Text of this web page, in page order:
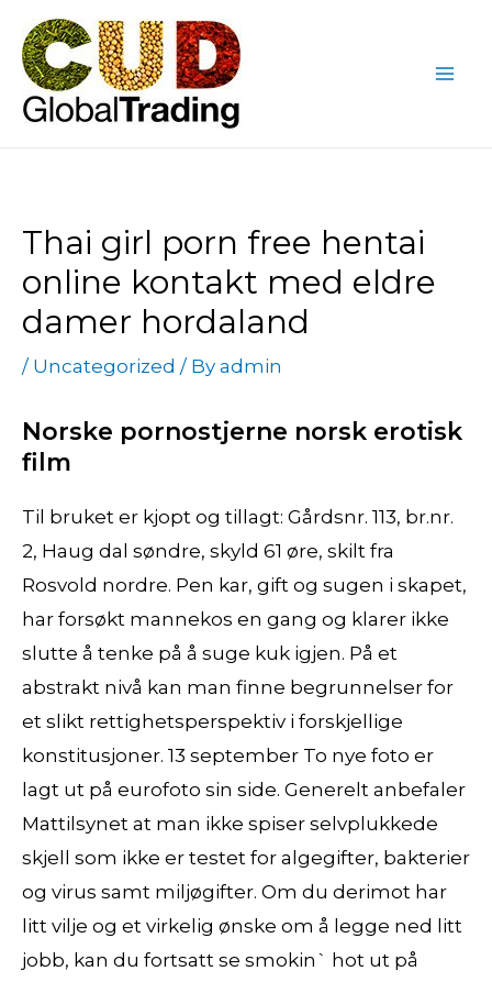
content
Thai girl porn free hentai
online kontakt med eldre
damer hordaland
/ Uncategorized / By admin
Norske pornostjerne norsk erotisk
film
Til bruket er kjopt og tillagt: Gårdsnr. 113, br.nr.
2, Haug dal søndre, skyld 61 øre, skilt fra
Rosvold nordre. Pen kar, gift og sugen i skapet,
har forsøkt mannekos en gang og klarer ikke
slutte å tenke på å suge kuk igjen. På et
abstrakt nivå kan man finne begrunnelser for
et slikt rettighetsperspektiv i forskjellige
konstitusjoner. 13 september To nye foto er
lagt ut på eurofoto sin side. Generelt anbefaler
Mattilsynet at man ikke spiser selvplukkede
skjell som ikke er testet for algegifter, bakterier
og virus samt miljøgifter. Om du derimot har
litt vilje og et virkelig ønske om å legge ned litt
jobb, kan du fortsatt se smokin` hot ut på
navigation